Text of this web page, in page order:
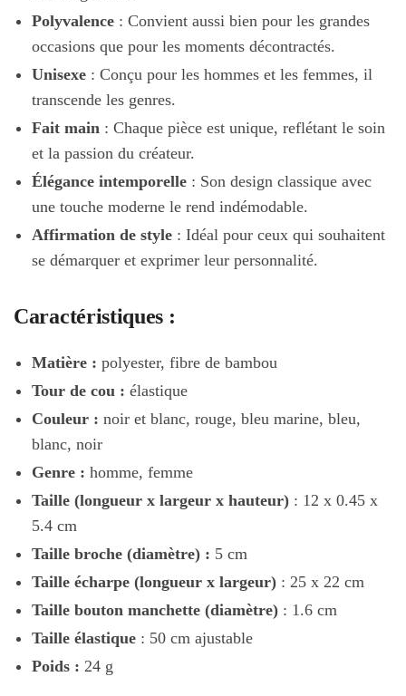
Polyvalence : Convient aussi bien pour les grandes
occasions que pour les moments décontractés.
Unisexe : Conçu pour les hommes et les femmes, il
transcende les genres.
Fait main : Chaque pièce est unique, reflétant le soin
et la passion du créateur.
Élégance intemporelle : Son design classique avec
une touche moderne le rend indémodable.
Affirmation de style : Idéal pour ceux qui souhaitent
se démarquer et exprimer leur personnalité.
Caractéristiques :
Matière : polyester, fibre de bambou
Tour de cou : élastique
Couleur : noir et blanc, rouge, bleu marine, bleu,
blanc, noir
Genre : homme, femme
Taille (longueur x largeur x hauteur) : 12 x 0.45 x
5.4 cm
Taille broche (diamètre) : 5 cm
Taille écharpe (longueur x largeur) : 25 x 22 cm
Taille bouton manchette (diamètre) : 1.6 cm
Taille élastique : 50 cm ajustable
Poids : 24 g